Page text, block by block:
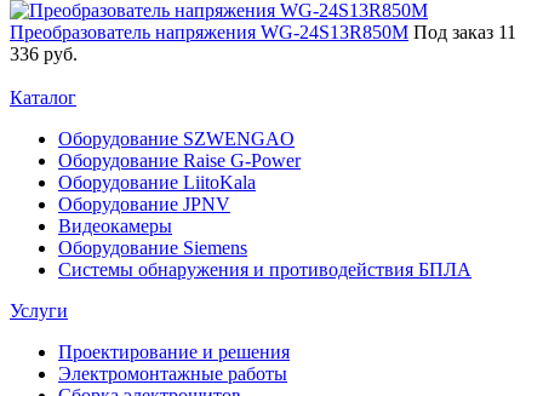
Преобразователь напряжения WG-24S13R850M Под заказ 11
336 руб.
Каталог
Оборудование SZWENGAO
Оборудование Raise G-Power
Оборудование LiitoKala
Оборудование JPNV
Видеокамеры
Оборудование Siemens
Системы обнаружения и противодействия БПЛА
Услуги
Проектирование и решения
Электромонтажные работы